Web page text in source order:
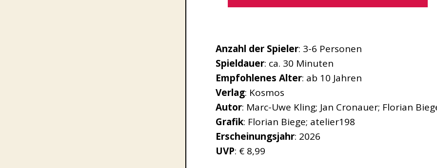
Anzahl der Spieler: 3-6 Personen
Spieldauer: ca. 30 Minuten
Empfohlenes Alter: ab 10 Jahren
Verlag: Kosmos
Autor: Marc-Uwe Kling; Jan Cronauer; Florian
Grafik: Florian Biege; atelier198
Erscheinungsjahr: 2026
UVP: € 8,99